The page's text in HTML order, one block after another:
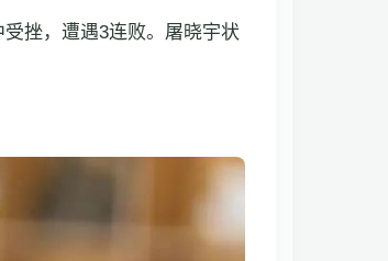
挫，遭遇3连败。屠晓宇状